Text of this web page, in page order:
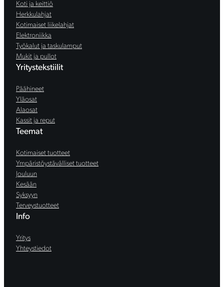
Koti ja keittiö
Herkkulahjat
Kotimaiset liikelahjat
Elektroniikka
Työkalut ja taskulamput
Mukit ja pullot
Yritystekstiilit
Päähineet
Yläosat
Alaosat
Kassit ja reput
Teemat
Kotimaiset tuotteet
Ympäristöystävälliset tuotteet
Jouluun
Kesään
Syksyyn
Terveystuotteet
Info
Yritys
Yhteystiedot